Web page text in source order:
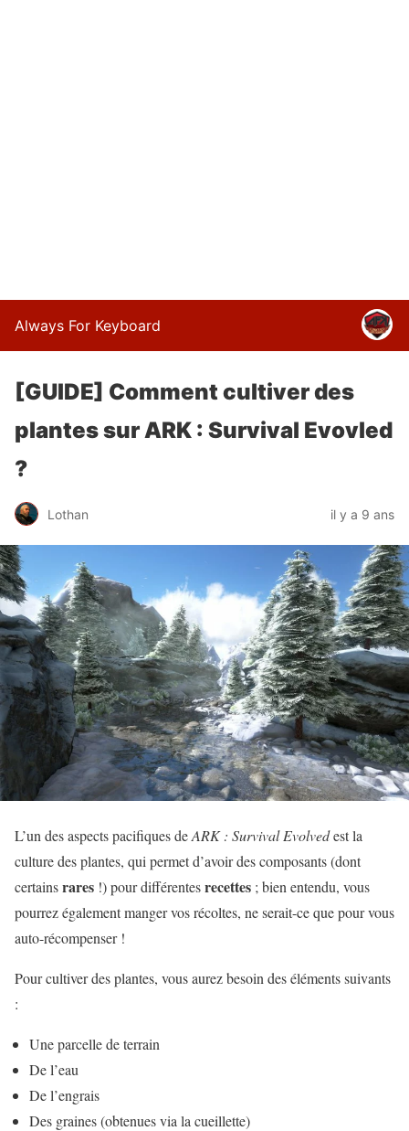
Always For Keyboard
[GUIDE] Comment cultiver des
plantes sur ARK : Survival Evovled
?
Lothan il y a 9 ans
L’un des aspects pacifiques deARK : Survival Evolvedest la
culture des plantes, qui permet d’avoir des composants (dont
certainsrares !) pour différentesrecettes ; bien entendu, vous
pourrez également manger vos récoltes, ne serait-ce que pour vous
auto-récompenser !
Pour cultiver des plantes, vous aurez besoin des éléments suivants
:
Une parcelle de terrain
De l’eau
De l’engrais
Des graines (obtenues via la cueillette)